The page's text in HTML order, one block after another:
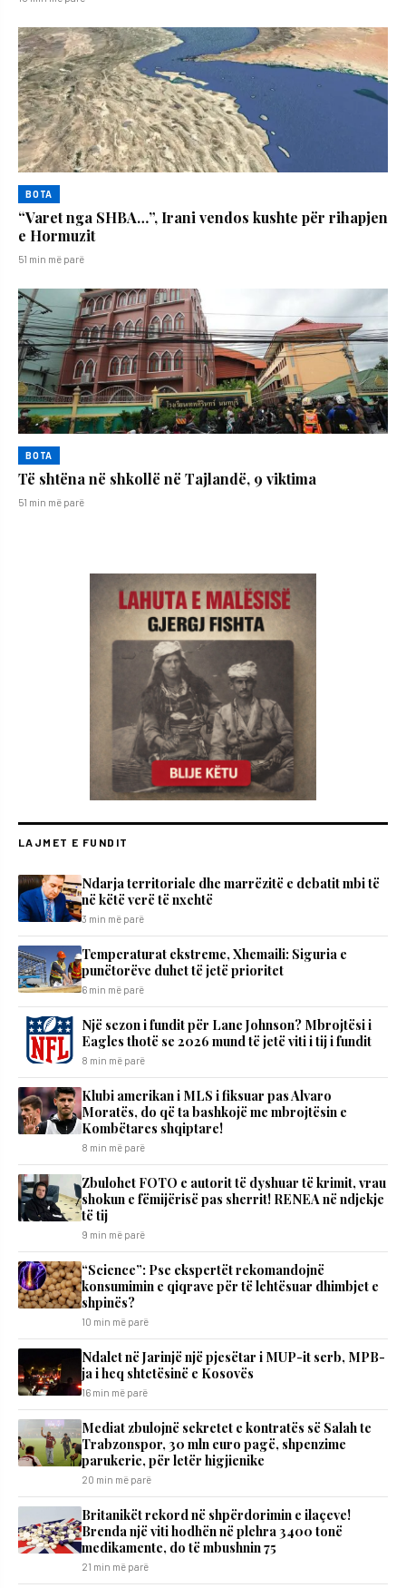
BOTA
“Varet nga SHBA…”, Irani vendos kushte për rihapjen
e Hormuzit
51 min më parë
BOTA
Të shtëna në shkollë në Tajlandë, 9 viktima
51 min më parë
LAJMET E FUNDIT
Ndarja territoriale dhe marrëzitë e debatit mbi të
në këtë verë të nxehtë
3 min më parë
Temperaturat ekstreme, Xhemaili: Siguria e
punëtorëve duhet të jetë prioritet
6 min më parë
Një sezon i fundit për Lane Johnson? Mbrojtësi i
Eagles thotë se 2026 mund të jetë viti i tij i fundit
8 min më parë
Klubi amerikan i MLS i fiksuar pas Alvaro
Moratës, do që ta bashkojë me mbrojtësin e
Kombëtares shqiptare!
8 min më parë
Zbulohet FOTO e autorit të dyshuar të krimit, vrau
shokun e fëmijërisë pas sherrit! RENEA në ndjekje
të tij
9 min më parë
“Science”: Pse ekspertët rekomandojnë
konsumimin e qiqrave për të lehtësuar dhimbjet e
shpinës?
10 min më parë
Ndalet në Jarinjë një pjesëtar i MUP-it serb, MPB-
ja i heq shtetësinë e Kosovës
16 min më parë
Mediat zbulojnë sekretet e kontratës së Salah te
Trabzonspor, 30 mln euro pagë, shpenzime
parukerie, për letër higjienike
20 min më parë
Britanikët rekord në shpërdorimin e ilaçeve!
Brenda një viti hodhën në plehra 3400 tonë
medikamente, do të mbushnin 75
21 min më parë